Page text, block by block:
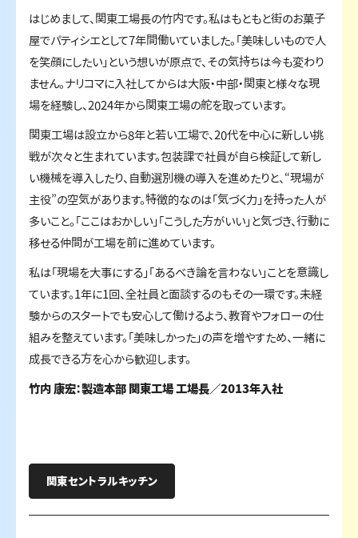
はじめまして、関東工場長の竹内です。私はもともと街のお菓子
屋でパティシエとして7年間働いていました。「美味しいもので人
を笑顔にしたい」という想いが原点で、その気持ちは今も変わり
ません。ナリコマに入社してからは大阪・中部・関東と様々な現
場を経験し、2024年から関東工場の舵を取っています。
関東工場は設立から8年と若い工場で、20代を中心に新しい挑
戦が次々と生まれています。包装課で社員が自ら検証して新し
い機械を導入したり、自動選別機の導入を進めたりと、“現場が
主役”の空気があります。特徴的なのは「気づく力」を持った人が
多いこと。「ここはおかしい」「こうした方がいい」と気づき、行動に
移せる仲間が工場を前に進めています。
私は「現場を大事にする」「あるべき論を言わない」ことを意識し
ています。1年に1回、全社員と面談するのもその一環です。未経
験からのスタートでも安心して働けるよう、教育やフォローの仕
組みを整えています。「美味しかった」の声を増やすため、一緒に
成長できる方を心から歓迎します。
竹内 康宏：製造本部 関東工場 工場長／2013年入社
関東セントラルキッチン